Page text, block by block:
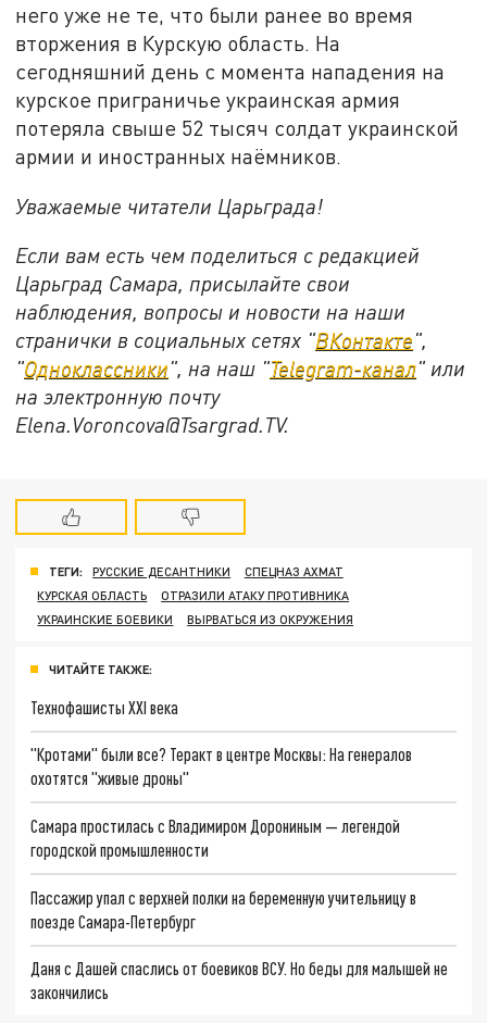
него уже не те, что были ранее во время
вторжения в Курскую область. На
сегодняшний день с момента нападения на
курское приграничье украинская армия
потеряла свыше 52 тысяч солдат украинской
армии и иностранных наёмников.
Уважаемые читатели Царьграда!
Если вам есть чем поделиться с редакцией
Царьград Самара, присылайте свои
наблюдения, вопросы и новости на наши
странички в социальных сетях "ВКонтакте",
"Одноклассники", на наш "Telegram-канал" или
на электронную почту
Elena.Voroncova@Tsargrad.TV.
ТЕГИ: РУССКИЕ ДЕСАНТНИКИ
СПЕЦНАЗ АХМАТ
КУРСКАЯ ОБЛАСТЬ
ОТРАЗИЛИ АТАКУ ПРОТИВНИКА
УКРАИНСКИЕ БОЕВИКИ
ВЫРВАТЬСЯ ИЗ ОКРУЖЕНИЯ
ЧИТАЙТЕ ТАКЖЕ:
Технофашисты XXI века
"Кротами" были все? Теракт в центре Москвы: На генералов
охотятся "живые дроны"
Самара простилась с Владимиром Дорониным — легендой
городской промышленности
Пассажир упал с верхней полки на беременную учительницу в
поезде Самара-Петербург
Даня с Дашей спаслись от боевиков ВСУ. Но беды для малышей не
закончились